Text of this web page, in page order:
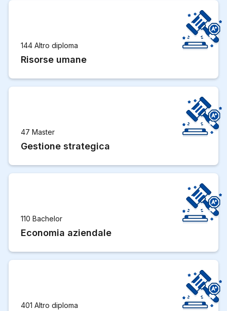
144 Altro diploma
Risorse umane
47 Master
Gestione strategica
110 Bachelor
Economia aziendale
401 Altro diploma